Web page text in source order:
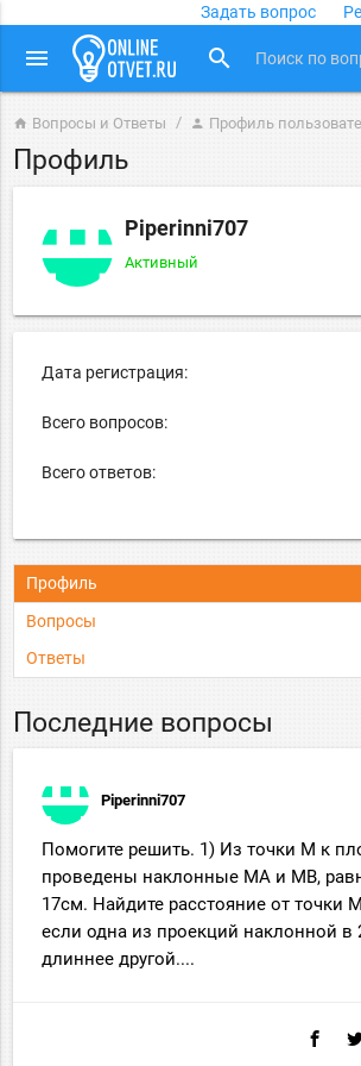
Задать вопрос
menu search
home Вопросы и Ответы person Профиль
Профиль
Piperinni707
Активный
Дата регистрация:
Всего вопросов:
Всего ответов:
Профиль
Вопросы
Ответы
Последние вопросы
Piperinni707
Помогите решить. 1) Из точки M к
проведены наклонные MA и MB,
17см. Найдите расстояние от точки
если одна из проекций наклонной в
длиннее другой....